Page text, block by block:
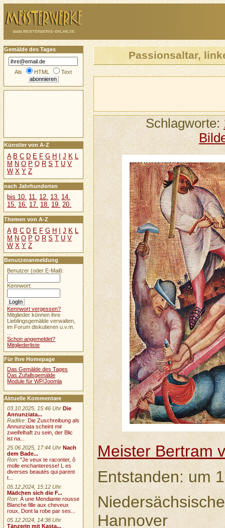
Passionsaltar,
Schlagworte:
Meister Bertram
Entstanden: um
Hannover
Gemälde des Tages
Als HTML Text
Künstler von A-Z
A B C D E F G H J K L
M N O P Q R S T U V
W X Y Z
nach Jahrhunderten
bis 10. 11. 12. 13. 14.
15. 16. 17. 18. 19. 20.
Themen von A-Z
A B C D E F G H I J K L
M N O P Q R S T U V
W X Y Z
Benutzeranmeldung
Benutzer (oder E-Mail):
Kennwort:
Kennwort vergessen?
Mitglieder können ihre
Lieblingsgemälde verwalten,
im Forum diskutieren u.v.m.
Schon angemeldet?
Mitgliederliste
Für Ihre Homepage
Das Gemälde des Tages
Das Zufallsgemälde
Module für WP/Joomla
Aktuelle Kommentare
03.10.2025, 15:46 Uhr Die
Annunziata...
Radtke: Die Zuschreibung als
Annunziata scheint mir
zweifelhaft zu sein, der Blic
ist na...
25.06.2025, 17:44 Uhr Nach
dem Bade...
Ron:"Je veux te raconter, ô
molle enchanteresse! L es
diverses beautés qui parent
t...
05.12.2024, 15:12 Uhr
Mädchen sich die F...
Ron:À une Mendiante rousse
Blanche fille aux cheveux
roux, Dont la robe par ses...
05.12.2024, 14:38 Uhr
Tänzerin mit Kasta...